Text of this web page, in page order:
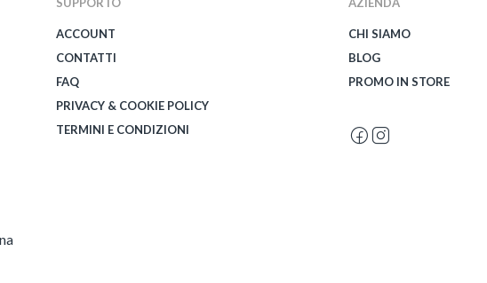
ACCOUNT
CONTATTI
FAQ
PRIVACY & COOKIE POLICY
TERMINI E CONDIZIONI
CHI SIAMO
BLOG
PROMO IN STORE